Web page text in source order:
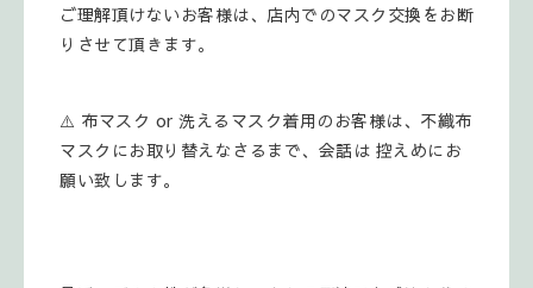
ご理解頂けないお客様は、店内でのマスク交換をお断
りさせて頂きます。
⚠️ 布マスク or 洗えるマスク着用のお客様は、不織布
マスクにお取り替えなさるまで、会話は 控えめにお
願い致します。